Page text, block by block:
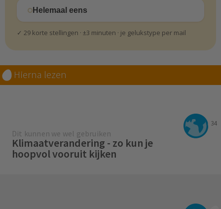
Helemaal eens
✓ 29 korte stellingen · ±3 minuten · je gelukstype per mail
Hierna lezen
34
Dit kunnen we wel gebruiken
Klimaatverandering - zo kun je
hoopvol vooruit kijken